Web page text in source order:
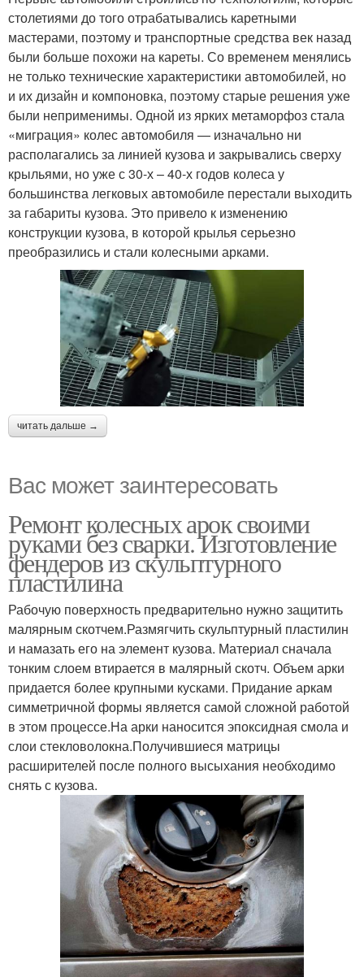
столетиями до того отрабатывались каретными
мастерами, поэтому и транспортные средства век назад
были больше похожи на кареты. Со временем менялись
не только технические характеристики автомобилей, но
и их дизайн и компоновка, поэтому старые решения уже
были неприменимы. Одной из ярких метаморфоз стала
«миграция» колес автомобиля — изначально ни
располагались за линией кузова и закрывались сверху
крыльями, но уже с 30-х – 40-х годов колеса у
большинства легковых автомобиле перестали выходить
за габариты кузова. Это привело к изменению
конструкции кузова, в которой крылья серьезно
преобразились и стали колесными арками.
читать дальше →
Вас может заинтересовать
Ремонт колесных арок своими
руками без сварки. Изготовление
фендеров из скульптурного
пластилина
Рабочую поверхность предварительно нужно защитить
малярным скотчем.Размягчить скульптурный пластилин
и намазать его на элемент кузова. Материал сначала
тонким слоем втирается в малярный скотч. Объем арки
придается более крупными кусками. Придание аркам
симметричной формы является самой сложной работой
в этом процессе.На арки наносится эпоксидная смола и
слои стекловолокна.Получившиеся матрицы
расширителей после полного высыхания необходимо
снять с кузова.